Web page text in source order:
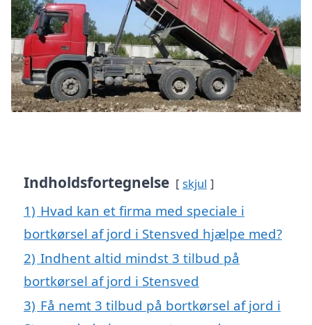
Indholdsfortegnelse skjul
1) Hvad kan et firma med speciale i
bortkørsel af jord i Stensved hjælpe med?
2) Indhent altid mindst 3 tilbud på
bortkørsel af jord i Stensved
3) Få nemt 3 tilbud på bortkørsel af jord i